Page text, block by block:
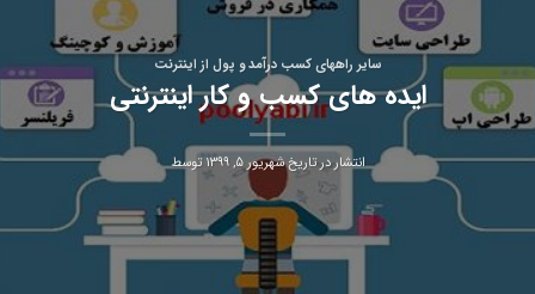
سایر راههای کسب درآمد و پول از اینترنت
ایده های کسب و کار اینترنتی
انتشار در تاریخشهریور ۵, ۱۳۹۹ توسط